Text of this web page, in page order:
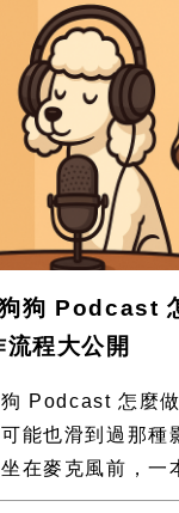
狗 Podcast
程大公開
Podcast 怎麼
能也滑到過那種
在麥克風前，一
，真的會以為是